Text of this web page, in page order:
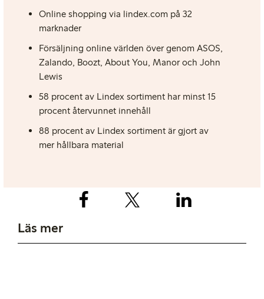
Online shopping via lindex.com på 32
marknader
Försäljning online världen över genom ASOS,
Zalando, Boozt, About You, Manor och John
Lewis
58 procent av Lindex sortiment har minst 15
procent återvunnet innehåll
88 procent av Lindex sortiment är gjort av
mer hållbara material
Läs mer